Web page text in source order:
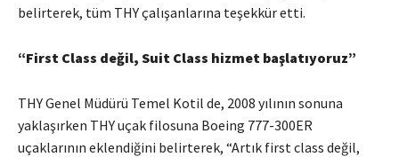
belirterek, tüm THY çalışanlarına teşekkür etti.
“First Class değil, Suit Class hizmet başlatıyoruz”
THY Genel Müdürü Temel Kotil de, 2008 yılının sonuna
yaklaşırken THY uçak filosuna Boeing 777-300ER
uçaklarının eklendiğini belirterek, “Artık first class değil,